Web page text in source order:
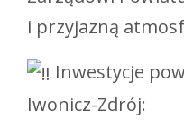
i przyjazną
Inwestycje
Iwonicz-Zdrój: